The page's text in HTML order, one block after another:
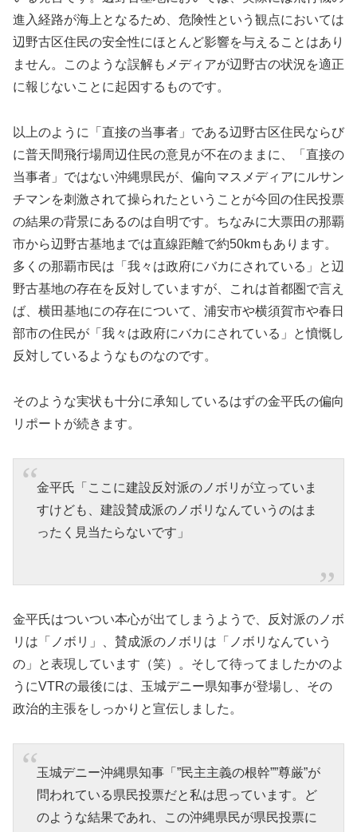
進入経路が海上となるため、危険性という観点においては
辺野古区住民の安全性にほとんど影響を与えることはあり
ません。このような誤解もメディアが辺野古の状況を適正
に報じないことに起因するものです。
以上のように「直接の当事者」である辺野古区住民ならび
に普天間飛行場周辺住民の意見が不在のままに、「直接の
当事者」ではない沖縄県民が、偏向マスメディアにルサン
チマンを刺激されて操られたということが今回の住民投票
の結果の背景にあるのは自明です。ちなみに大票田の那覇
市から辺野古基地までは直線距離で約50kmもあります。
多くの那覇市民は「我々は政府にバカにされている」と辺
野古基地の存在を反対していますが、これは首都圏で言え
ば、横田基地にの存在について、浦安市や横須賀市や春日
部市の住民が「我々は政府にバカにされている」と憤慨し
反対しているようなものなのです。
そのような実状も十分に承知しているはずの金平氏の偏向
リポートが続きます。
金平氏「ここに建設反対派のノボリが立っていま
すけども、建設賛成派のノボリなんていうのはま
ったく見当たらないです」
金平氏はついつい本心が出てしまうようで、反対派のノボ
リは「ノボリ」、賛成派のノボリは「ノボリなんていう
の」と表現しています（笑）。そして待ってましたかのよ
うにVTRの最後には、玉城デニー県知事が登場し、その
政治的主張をしっかりと宣伝しました。
玉城デニー沖縄県知事「”民主主義の根幹””尊厳”が
問われている県民投票だと私は思っています。ど
のような結果であれ、この沖縄県民が県民投票に